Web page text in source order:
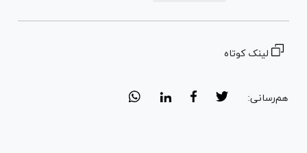
لینک کوتاه
هم‌رسانی: